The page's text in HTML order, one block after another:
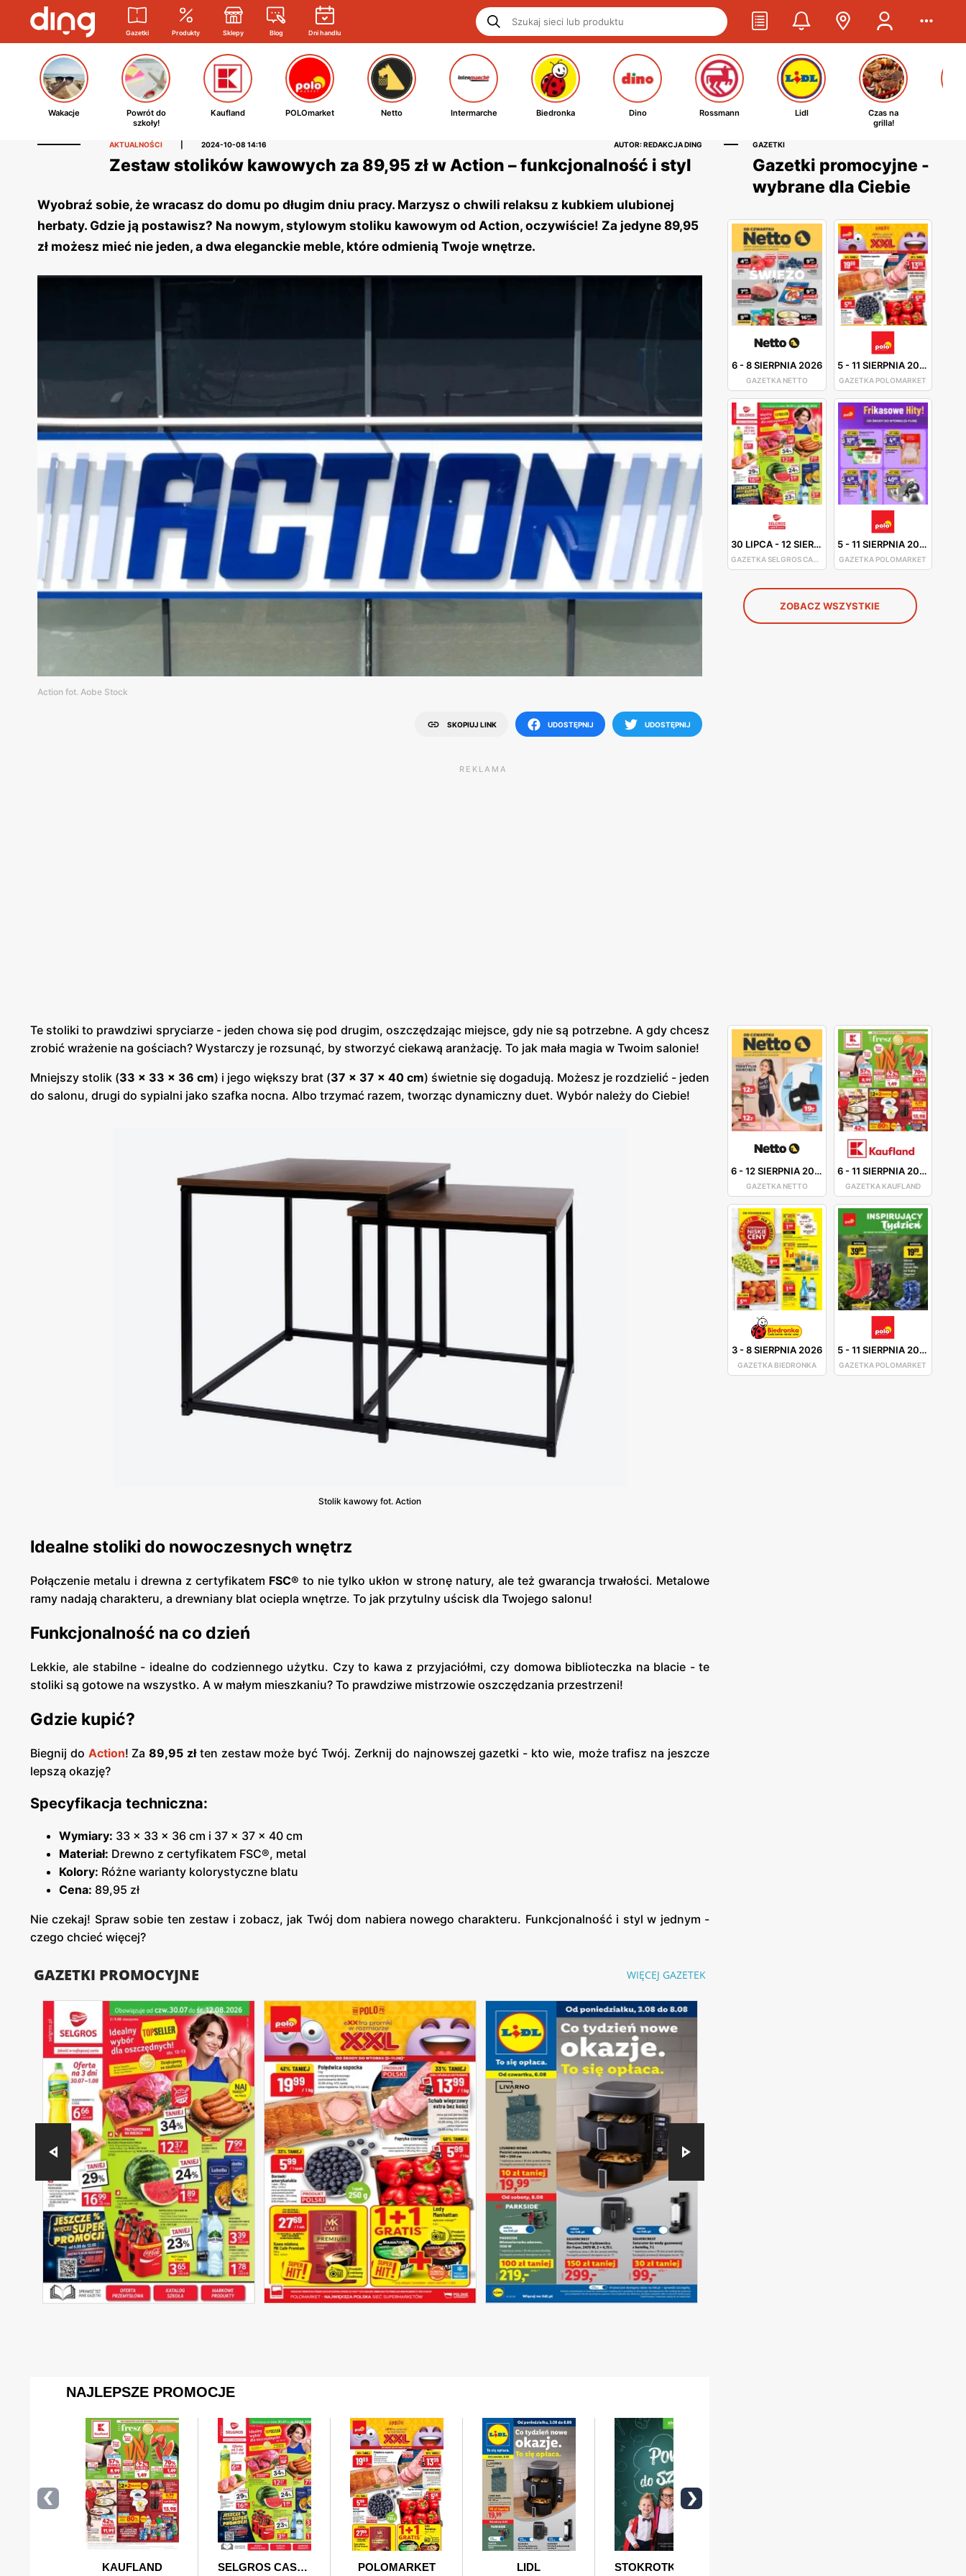
Gazetki Produkty Sklepy Blog Dni handlu
Wakacje
Powrót do
szkoły!
Kaufland POLOmarket Netto Intermarche Biedronka Dino Rossmann Lidl
Czas na
grilla!
AKTUALNOŚCI 2024-10-08 14:16 AUTOR: REDAKCJA DING
Zestaw stolików kawowych za 89,95 zł w Action – funkcjonalność i styl
Wyobraź sobie, że wracasz do domu po długim dniu pracy. Marzysz o chwili relaksu z kubkiem ulubionej
herbaty. Gdzie ją postawisz? Na nowym, stylowym stoliku kawowym od Action, oczywiście! Za jedyne 89,95
zł możesz mieć nie jeden, a dwa eleganckie meble, które odmienią Twoje wnętrze.
Action fot. Aobe Stock
SKOPIUJ LINK UDOSTĘPNIJ UDOSTĘPNIJ
GAZETKI
Gazetki promocyjne -
wybrane dla Ciebie
6-8 SIERPNIA 2026
GAZETKA NETTO
5-11 SIERPNIA 2026
GAZETKA POLOMARKET
30 LIPCA-12 SIERPNIA 2026
GAZETKA SELGROS CASH&CARRY
5-11 SIERPNIA 2026
GAZETKA POLOMARKET
ZOBACZ WSZYSTKIE
6-12 SIERPNIA 2026
GAZETKA NETTO
6-11 SIERPNIA 2026
GAZETKA KAUFLAND
3-8 SIERPNIA 2026
GAZETKA BIEDRONKA
5-11 SIERPNIA 2026
GAZETKA POLOMARKET
REKLAMA
Te stoliki to prawdziwi spryciarze - jeden chowa się pod drugim, oszczędzając miejsce, gdy nie są potrzebne. A gdy chcesz
zrobić wrażenie na gościach? Wystarczy je rozsunąć, by stworzyć ciekawą aranżację. To jak mała magia w Twoim salonie!
Mniejszy stolik (33 x 33 x 36 cm) i jego większy brat (37 x 37 x 40 cm) świetnie się dogadują. Możesz je rozdzielić - jeden
do salonu, drugi do sypialni jako szafka nocna. Albo trzymać razem, tworząc dynamiczny duet. Wybór należy do Ciebie!
Stolik kawowy fot. Action
Idealne stoliki do nowoczesnych wnętrz
Połączenie metalu i drewna z certyfikatem FSC® to nie tylko ukłon w stronę natury, ale też gwarancja trwałości. Metalowe
ramy nadają charakteru, a drewniany blat ociepla wnętrze. To jak przytulny uścisk dla Twojego salonu!
Funkcjonalność na co dzień
Lekkie, ale stabilne - idealne do codziennego użytku. Czy to kawa z przyjaciółmi, czy domowa biblioteczka na blacie - te
stoliki są gotowe na wszystko. A w małym mieszkaniu? To prawdziwe mistrzowie oszczędzania przestrzeni!
Gdzie kupić?
Biegnij do Action! Za89,95 złten zestaw może być Twój. Zerknij do najnowszej gazetki - kto wie, może trafisz na jeszcze
lepszą okazję?
Specyfikacja techniczna:
Wymiary: 33 x 33 x 36 cm i 37 x 37 x 40 cm
Materiał: Drewno z certyfikatem FSC®, metal
Kolory: Różne warianty kolorystyczne blatu
Cena: 89,95 zł
Nie czekaj! Spraw sobie ten zestaw i zobacz, jak Twój dom nabiera nowego charakteru. Funkcjonalność i styl w jednym -
czego chcieć więcej?